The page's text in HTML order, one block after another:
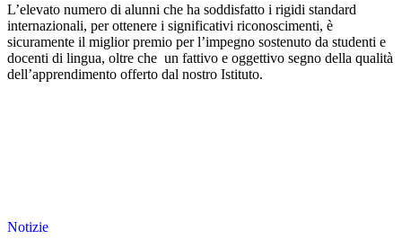
L’elevato numero di alunni che ha soddisfatto i rigidi standard
internazionali, per ottenere i significativi riconoscimenti, è
sicuramente il miglior premio per l’impegno sostenuto da studenti e
docenti di lingua, oltre che un fattivo e oggettivo segno della qualità
dell’apprendimento offerto dal nostro Istituto.
Notizie